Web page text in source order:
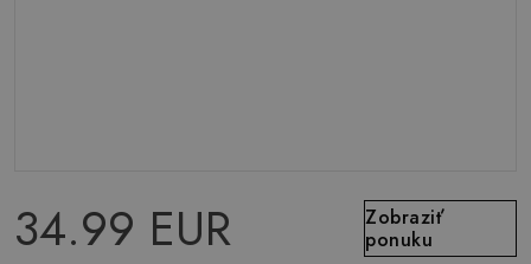
34.99 EUR
Zobraziť
ponuku